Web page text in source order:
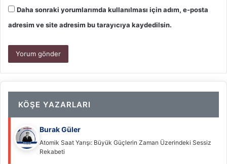
Daha sonraki yorumlarımda kullanılması için adım, e-posta
adresim ve site adresim bu tarayıcıya kaydedilsin.
KÖŞE YAZARLARI
Burak Güler
Atomik Saat Yarışı: Büyük Güçlerin Zaman Üzerindeki Sessiz
Rekabeti